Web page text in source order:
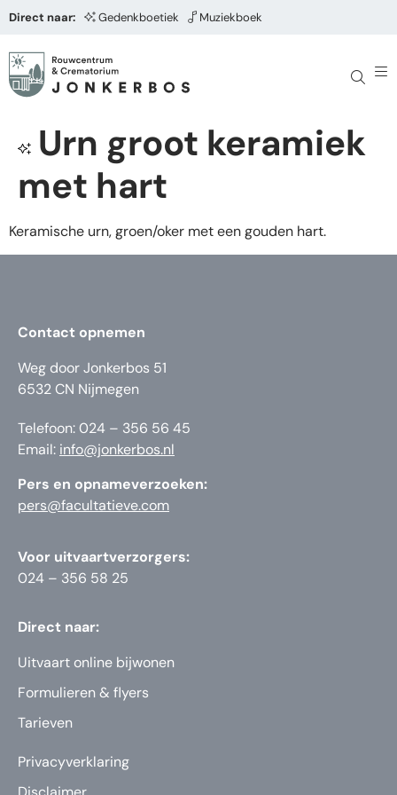
Direct naar: Gedenkboetiek Muziekboek
Urn groot keramiek
met hart
Keramische urn, groen/oker met een gouden hart.
Contact opnemen
Weg door Jonkerbos 51
6532 CN Nijmegen
Telefoon: 024 – 356 56 45
Email: info@jonkerbos.nl
Pers en opnameverzoeken:
pers@facultatieve.com
Voor uitvaartverzorgers:
024 – 356 58 25
Direct naar:
Uitvaart online bijwonen
Formulieren & flyers
Tarieven
Privacyverklaring